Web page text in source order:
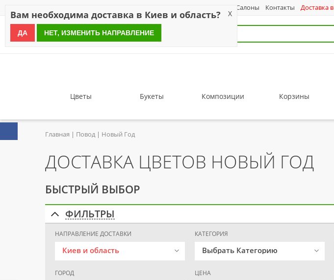
Салоны Контакты Доставка в
since 1999
Цветы Букеты Композиции Корзины
Главная Повод Новый Год
ДОСТАВКА ЦВЕТОВ НОВЫЙ ГОД
БЫСТРЫЙ ВЫБОР
ФИЛЬТРЫ
НАПРАВЛЕНИЕ ДОСТАВКИ
Киев и область
КАТЕГОРИЯ
Выбрать Категорию
ГОРОД ЦЕНА
Вам необходима доставка в Киев и область? X
ДА НЕТ, ИЗМЕНИТЬ НАПРАВЛЕНИЕ